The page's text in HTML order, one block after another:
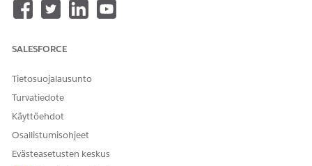
Profiilinäkymä: Tarkastele datasarakkeita värikkäinä
mukaan, poissulkeaksesi niitä tai korostaaksesi suhteita.
laskentataulukkomuotoisessa muodossa. Tämä näkymä
synkronoidaan profiili-ikkunan kanssa yhdenmukaisuuden
varmistamiseksi.
yksinkertaistaaksesi näkymääsi.
SALESFORCE
Tietosuojalausunto
Turvatiedote
Käyttöehdot
Osallistumisohjeet
Evästeasetusten keskus